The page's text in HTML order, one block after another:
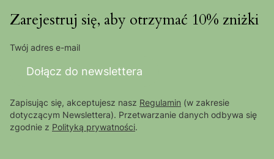
Zarejestruj się, aby otrzymać 10% zniżki
Twój adres e-mail
Dołącz do newslettera
Zapisując się, akceptujesz nasz Regulamin (w zakresie
dotyczącym Newslettera). Przetwarzanie danych odbywa się
zgodnie z Polityką prywatności.